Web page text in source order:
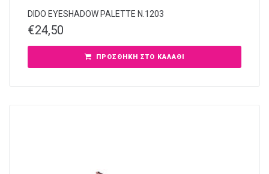
DIDO EYESHADOW PALETTE N.1203
€24,50
ΠΡΟΣΘΉΚΗ ΣΤΟ ΚΑΛΆΘΙ